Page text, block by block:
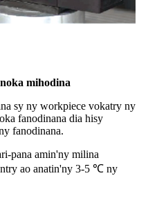
mihodina
sy ny workpiece vokatry ny
fanodinana dia hisy
fanodinana.
pana amin'ny milina
ao anatin'ny 3-5 ℃ ny